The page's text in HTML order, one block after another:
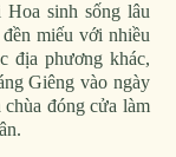
sinh sống lâu
miếu với nhiều
địa phương khác,
Giêng vào ngày
đóng cửa làm